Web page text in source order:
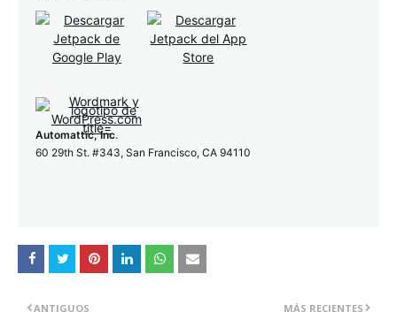
Automattic, Inc.
60 29th St. #343, San Francisco, CA 94110
MÁS RECIENTES
ANTIGUOS